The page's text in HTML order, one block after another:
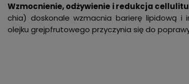
Wzmocnienie, odżywienie i redukcja
chia) doskonale wzmacnia barierę lipidową i
olejku grejpfrutowego przyczynia się do